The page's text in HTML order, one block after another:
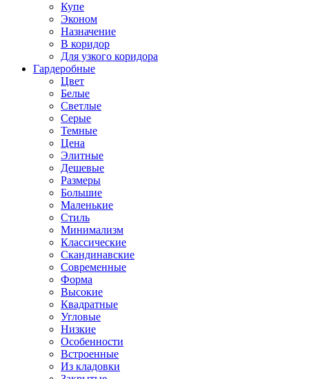
Купе
Эконом
Назначение
В коридор
Для узкого коридора
Гардеробные
Цвет
Белые
Светлые
Серые
Темные
Цена
Элитные
Дешевые
Размеры
Большие
Маленькие
Стиль
Минимализм
Классические
Скандинавские
Современные
Форма
Высокие
Квадратные
Угловые
Низкие
Особенности
Встроенные
Из кладовки